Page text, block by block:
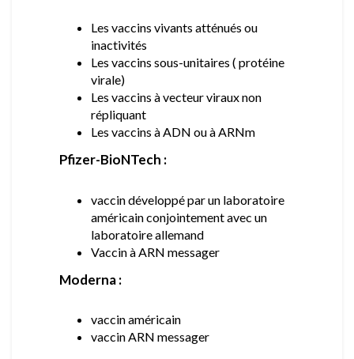
Les vaccins vivants atténués ou
inactivités
Les vaccins sous-unitaires ( protéine
virale)
Les vaccins à vecteur viraux non
répliquant
Les vaccins à ADN ou à ARNm
Pfizer-BioNTech :
vaccin développé par un laboratoire
américain conjointement avec un
laboratoire allemand
Vaccin à ARN messager
Moderna :
vaccin américain
vaccin ARN messager